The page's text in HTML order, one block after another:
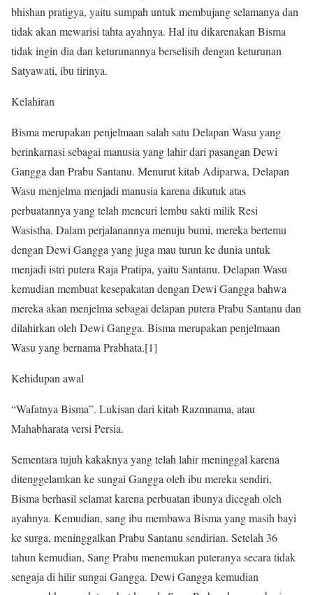
bhishan pratigya, yaitu sumpah untuk membujang selamanya dan
tidak akan mewarisi tahta ayahnya. Hal itu dikarenakan Bisma
tidak ingin dia dan keturunannya berselisih dengan keturunan
Satyawati, ibu tirinya.
Kelahiran
Bisma merupakan penjelmaan salah satu Delapan Wasu yang
berinkarnasi sebagai manusia yang lahir dari pasangan Dewi
Gangga dan Prabu Santanu. Menurut kitab Adiparwa, Delapan
Wasu menjelma menjadi manusia karena dikutuk atas
perbuatannya yang telah mencuri lembu sakti milik Resi
Wasistha. Dalam perjalanannya menuju bumi, mereka bertemu
dengan Dewi Gangga yang juga mau turun ke dunia untuk
menjadi istri putera Raja Pratipa, yaitu Santanu. Delapan Wasu
kemudian membuat kesepakatan dengan Dewi Gangga bahwa
mereka akan menjelma sebagai delapan putera Prabu Santanu dan
dilahirkan oleh Dewi Gangga. Bisma merupakan penjelmaan
Wasu yang bernama Prabhata.[1]
Kehidupan awal
“Wafatnya Bisma”. Lukisan dari kitab Razmnama, atau
Mahabharata versi Persia.
Sementara tujuh kakaknya yang telah lahir meninggal karena
ditenggelamkan ke sungai Gangga oleh ibu mereka sendiri,
Bisma berhasil selamat karena perbuatan ibunya dicegah oleh
ayahnya. Kemudian, sang ibu membawa Bisma yang masih bayi
ke surga, meninggalkan Prabu Santanu sendirian. Setelah 36
tahun kemudian, Sang Prabu menemukan puteranya secara tidak
sengaja di hilir sungai Gangga. Dewi Gangga kemudian